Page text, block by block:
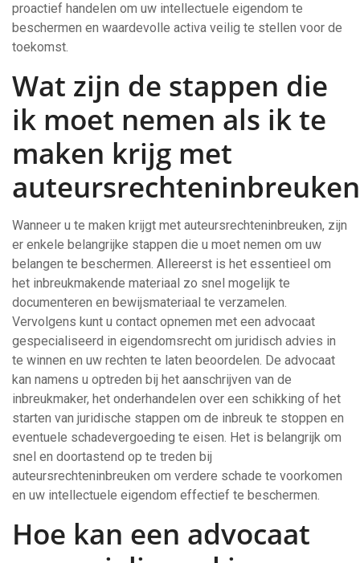
proactief handelen om uw intellectuele eigendom te
beschermen en waardevolle activa veilig te stellen voor de
toekomst.
Wat zijn de stappen die
ik moet nemen als ik te
maken krijg met
Wanneer u te maken krijgt met auteursrechteninbreuken, zijn
er enkele belangrijke stappen die u moet nemen om uw
belangen te beschermen. Allereerst is het essentieel om
het inbreukmakende materiaal zo snel mogelijk te
documenteren en bewijsmateriaal te verzamelen.
Vervolgens kunt u contact opnemen met een advocaat
gespecialiseerd in eigendomsrecht om juridisch advies in
te winnen en uw rechten te laten beoordelen. De advocaat
kan namens u optreden bij het aanschrijven van de
inbreukmaker, het onderhandelen over een schikking of het
starten van juridische stappen om de inbreuk te stoppen en
eventuele schadevergoeding te eisen. Het is belangrijk om
snel en doortastend op te treden bij
auteursrechteninbreuken om verdere schade te voorkomen
en uw intellectuele eigendom effectief te beschermen.
Hoe kan een advocaat